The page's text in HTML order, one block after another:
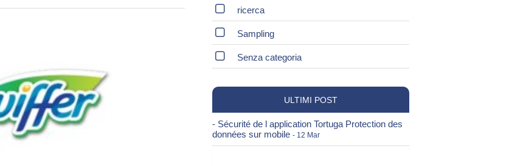
ricerca
Sampling
Senza categoria
ULTIMI POST
- Sécurité de l application Tortuga Protection des
données sur mobile- 12 Mar